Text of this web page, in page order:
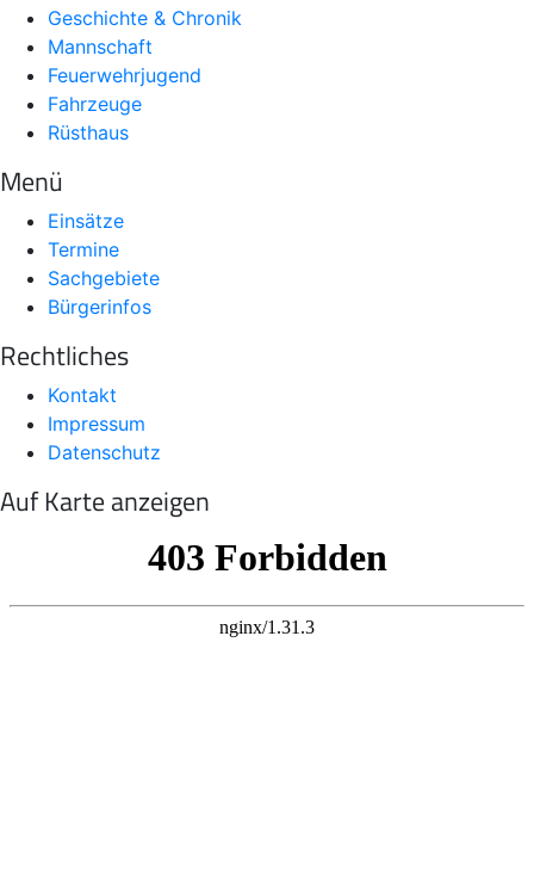
Geschichte & Chronik
Mannschaft
Feuerwehrjugend
Fahrzeuge
Rüsthaus
Menü
Einsätze
Termine
Sachgebiete
Bürgerinfos
Rechtliches
Kontakt
Impressum
Datenschutz
Auf Karte anzeigen